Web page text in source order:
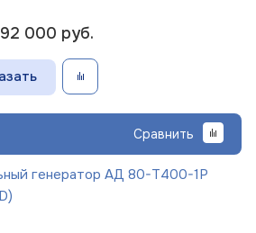
000 руб.
Сравнить
генератор АД 80-Т400-1Р